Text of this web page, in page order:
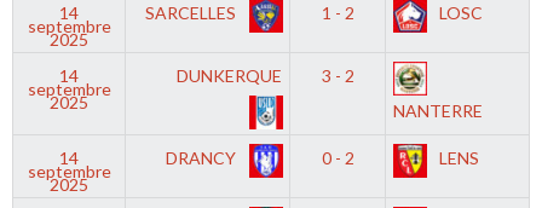
14
septembre
2025
SARCELLES 1 - 2 LOSC
14
septembre
2025
DUNKERQUE
3 - 2
NANTERRE
14
septembre
2025
DRANCY 0 - 2 LENS